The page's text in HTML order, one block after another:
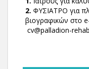
2. ΦΥΣΙΑΤΡΟ για
βιογραφικών στο
cv@palladion-